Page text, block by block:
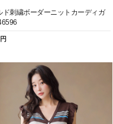
ド刺繍ボーダーニットカーディガ